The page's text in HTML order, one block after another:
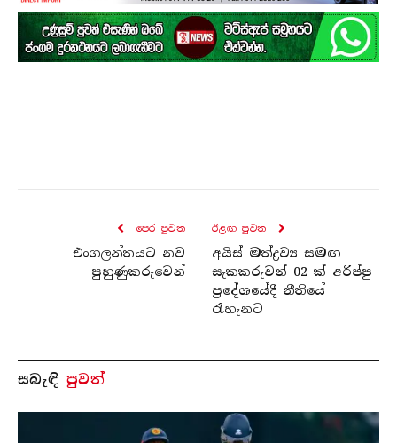
පෙර පුව​ත
එංගලන්තයට නව
පුහුණුකරුවෙන්
ඊළඟ පුව​ත
අයිස් මත්ද්‍රව්‍ය සමඟ
සැකකරුවන් 02 ක් අරිප්පු
ප්‍රදේශයේදී නීතියේ
රැහැනට
සබැ​ඳි පුවත්